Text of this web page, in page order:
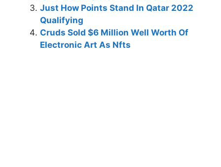
Just How Points Stand In Qatar 2022
Qualifying
Cruds Sold $6 Million Well Worth Of
Electronic Art As Nfts